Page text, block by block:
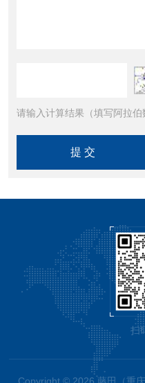
请输入计算结果（填写阿拉
扫